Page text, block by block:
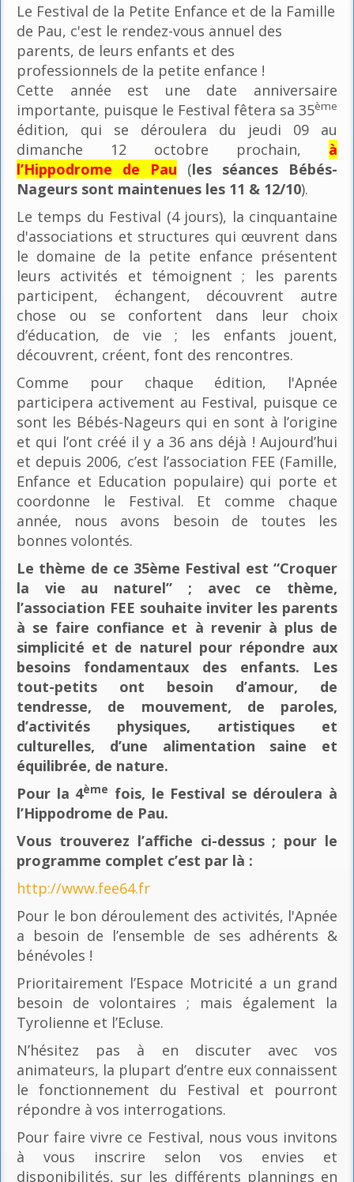
Le Festival de la Petite Enfance et de la Famille
de Pau, c'est le rendez-vous annuel des
parents, de leurs enfants et des
professionnels de la petite enfance !
Cette année est une date anniversaire
importante, puisque le Festival fêtera sa 35ème
édition, qui se déroulera du jeudi 09 au
dimanche 12 octobre prochain, à
l’Hippodrome de Pau (les séances Bébés-
Nageurs sont maintenues les 11 & 12/10).
Le temps du Festival (4 jours), la cinquantaine
d'associations et structures qui œuvrent dans
le domaine de la petite enfance présentent
leurs activités et témoignent ; les parents
participent, échangent, découvrent autre
chose ou se confortent dans leur choix
d’éducation, de vie ; les enfants jouent,
découvrent, créent, font des rencontres.
Comme pour chaque édition, l'Apnée
participera activement au Festival, puisque ce
sont les Bébés-Nageurs qui en sont à l’origine
et qui l’ont créé il y a 36 ans déjà ! Aujourd’hui
et depuis 2006, c’est l’association FEE (Famille,
Enfance et Education populaire) qui porte et
coordonne le Festival. Et comme chaque
année, nous avons besoin de toutes les
bonnes volontés.
Le thème de ce 35ème Festival est “Croquer
la vie au naturel” ; avec ce thème,
l’association FEE souhaite inviter les parents
à se faire confiance et à revenir à plus de
simplicité et de naturel pour répondre aux
besoins fondamentaux des enfants. Les
tout-petits ont besoin d’amour, de
tendresse, de mouvement, de paroles,
d’activités physiques, artistiques et
culturelles, d’une alimentation saine et
équilibrée, de nature.
Pour la 4ème fois, le Festival se déroulera à
l’Hippodrome de Pau.
Vous trouverez l’affiche ci-dessus ; pour le
programme complet c’est par là :
http://www.fee64.fr
Pour le bon déroulement des activités, l'Apnée
a besoin de l’ensemble de ses adhérents &
bénévoles !
Prioritairement l’Espace Motricité a un grand
besoin de volontaires ; mais également la
Tyrolienne et l’Ecluse.
N’hésitez pas à en discuter avec vos
animateurs, la plupart d’entre eux connaissent
le fonctionnement du Festival et pourront
répondre à vos interrogations.
Pour faire vivre ce Festival, nous vous invitons
à vous inscrire selon vos envies et
disponibilités, sur les différents plannings en